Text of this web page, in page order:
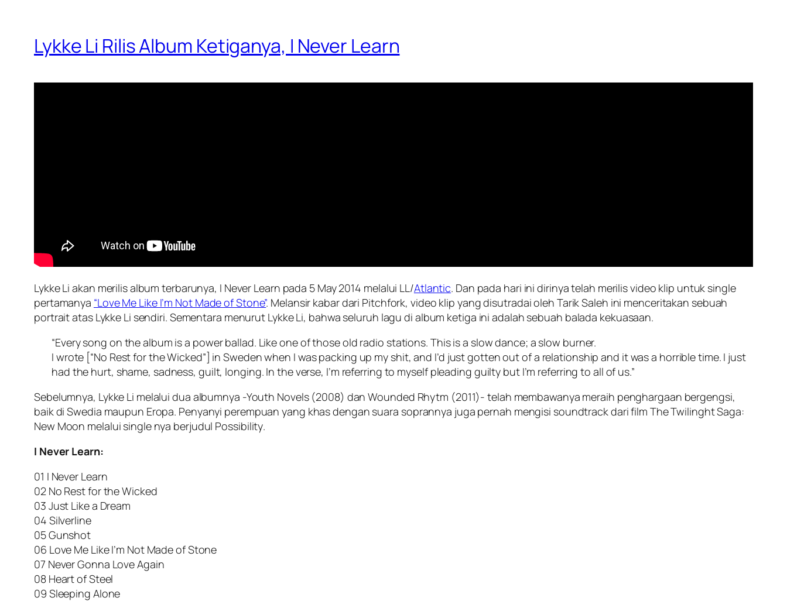
Lykke Li Rilis Album Ketiganya, I Never Learn
Lykke Li akan merilis album terbarunya, I Never Learn pada 5 May 2014 melalui LL/Atlantic. Dan pada hari ini dirinya telah merilis video klip untuk single
pertamanya “Love Me Like I’m Not Made of Stone”. Melansir kabar dari Pitchfork, video klip yang disutradai oleh Tarik Saleh ini menceritakan sebuah
portrait atas Lykke Li sendiri. Sementara menurut Lykke Li, bahwa seluruh lagu di album ketiga ini adalah sebuah balada kekuasaan.
“Every song on the album is a power ballad. Like one of those old radio stations. This is a slow dance; a slow burner.
I wrote [“No Rest for the Wicked”] in Sweden when I was packing up my shit, and I’d just gotten out of a relationship and it was a horrible time. I just
had the hurt, shame, sadness, guilt, longing. In the verse, I’m referring to myself pleading guilty but I’m referring to all of us.”
Sebelumnya, Lykke Li melalui dua albumnya -Youth Novels (2008) dan Wounded Rhytm (2011)- telah membawanya meraih penghargaan bergengsi,
baik di Swedia maupun Eropa. Penyanyi perempuan yang khas dengan suara soprannya juga pernah mengisi soundtrack dari film The Twilinght Saga:
New Moon melalui single nya berjudul Possibility.
I Never Learn:
01 I Never Learn
02 No Rest for the Wicked
03 Just Like a Dream
04 Silverline
05 Gunshot
06 Love Me Like I’m Not Made of Stone
07 Never Gonna Love Again
08 Heart of Steel
09 Sleeping Alone